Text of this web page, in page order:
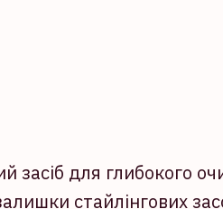
засіб для глибокого
стайлінгових